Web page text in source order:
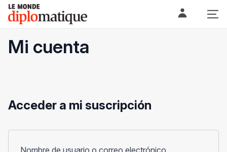
Skip
content
Le monde diplomatique
Mi cuenta
Acceder a mi suscripción
Nombre de usuario o correo electrónico